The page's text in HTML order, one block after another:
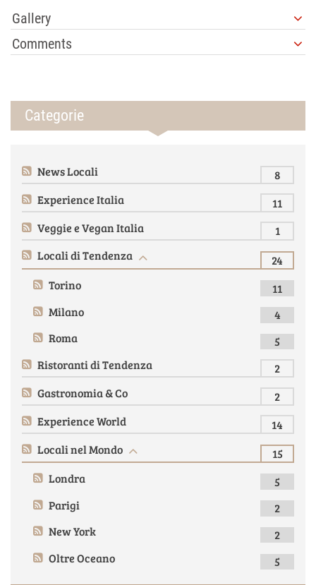
Gallery
Comments
Pleaseloginorregister
Categorie
News Locali
8
Experience Italia
11
Veggie e Vegan Italia
1
Locali di Tendenza
24
Torino
11
Milano
4
Roma
5
Ristoranti di Tendenza
2
Gastronomia & Co
2
Experience World
14
Locali nel Mondo
15
Londra
5
Parigi
2
New York
2
Oltre Oceano
5